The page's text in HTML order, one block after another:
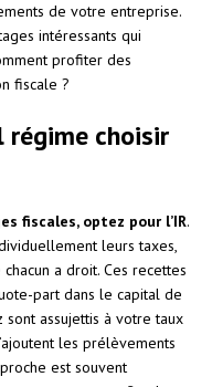
de votre entreprise.
intéressants qui
profiter des
fiscale ?
régime choisir
fiscales, optez pour l’IR.
leurs taxes,
a droit. Ces recettes
part dans le capital de
sont assujettis à votre taux
les prélèvements
est souvent